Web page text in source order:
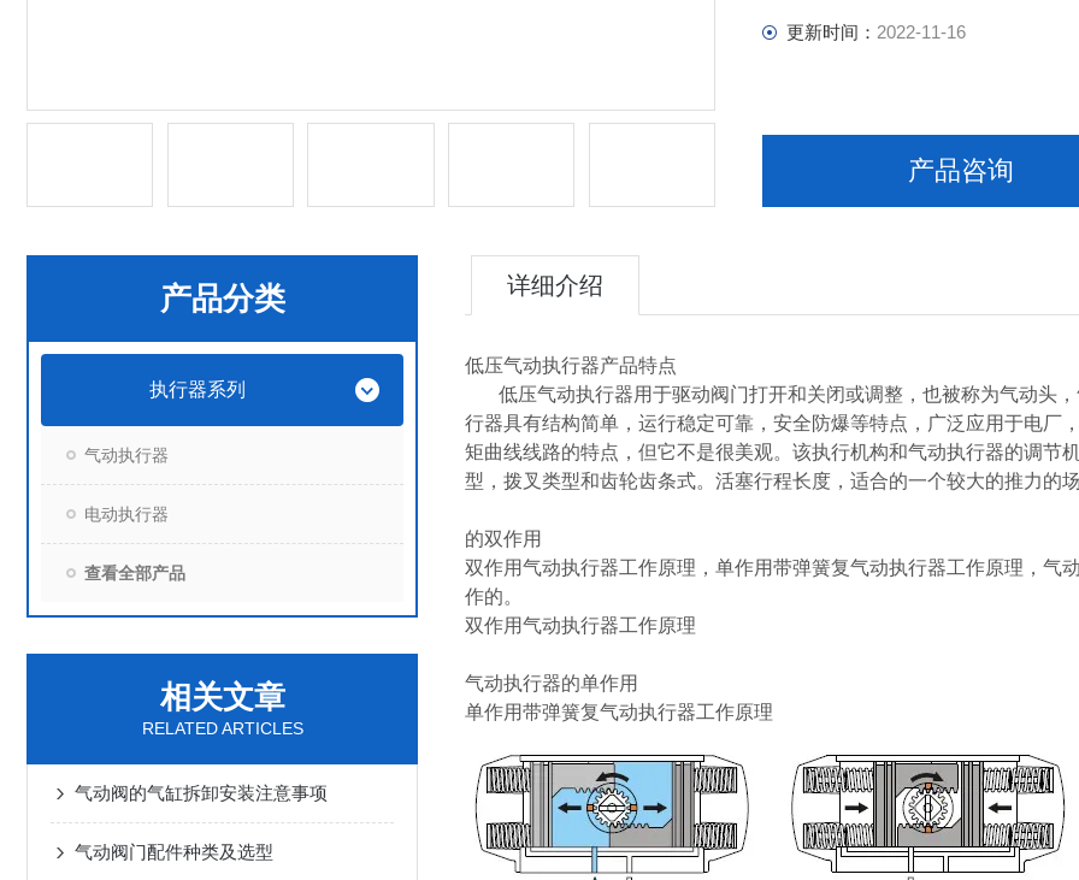
更新时间： 2022-11-16
产品咨询
产品分类
执行器系列
气动执行器
电动执行器
查看全部产品
相关文章
RELATED ARTICLES
气动阀的气缸拆卸安装注意事项
气动阀门配件种类及选型
详细介绍
低压气动执行器产品特点
低压气动执行器用于驱动阀门打开和关闭或调整，也被称为气动头
行器具有结构简单，运行稳定可靠，安全防爆等特点，广泛应用于电厂
矩曲线线路的特点，但它不是很美观。该执行机构和气动执行器的调节
型，拨叉类型和齿轮齿条式。活塞行程长度，适合的一个较大的推力的
的双作用
双作用气动执行器工作原理，单作用带弹簧复气动执行器工作原理，气
作的。
双作用气动执行器工作原理
气动执行器的单作用
单作用带弹簧复气动执行器工作原理